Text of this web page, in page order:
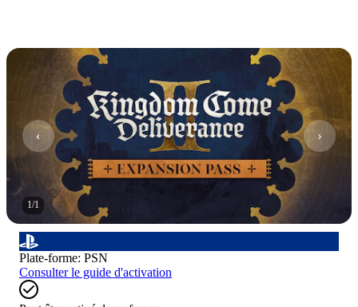
1/1
Plate-forme: PSN
Consulter le guide d'activation